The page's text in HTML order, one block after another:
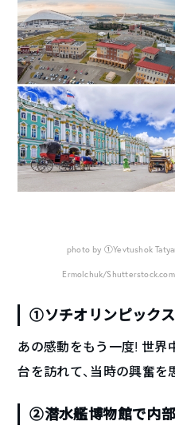
photo by ①Yevtushok
Ermolchuk/
①ソチオリンピック
あの感動をもう一度! 世界
台を訪れて、当時の興奮を
②潜水艦博物館で内